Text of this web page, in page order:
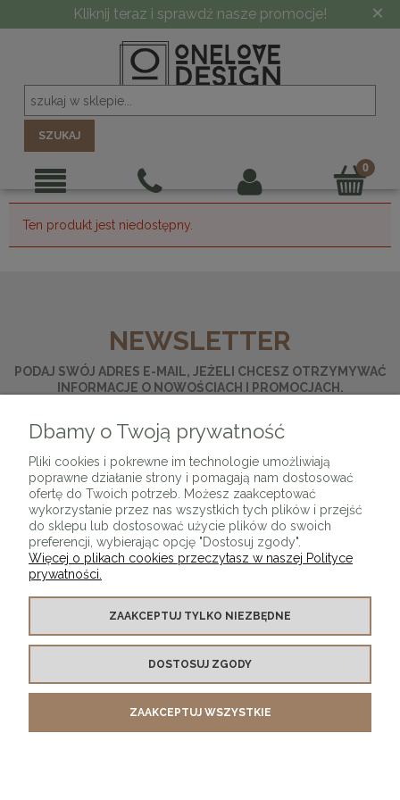
Kliknij teraz i sprawdź nasze promocje! ×
SZUKAJ
Ten produkt jest niedostępny.
NEWSLETTER
PODAJ SWÓJ ADRES E-MAIL, JEŻELI CHCESZ OTRZYMYWAĆ
INFORMACJE O NOWOŚCIACH I PROMOCJACH.
KONTAKT Z NAMI
MOJE KONTO
Dbamy o Twoją prywatność
Pliki cookies i pokrewne im technologie umożliwiają
poprawne działanie strony i pomagają nam dostosować
ofertę do Twoich potrzeb. Możesz zaakceptować
wykorzystanie przez nas wszystkich tych plików i przejść
do sklepu lub dostosować użycie plików do swoich
preferencji, wybierając opcję "Dostosuj zgody".
Więcej o plikach cookies przeczytasz w naszej Polityce
prywatności.
ZAAKCEPTUJ TYLKO NIEZBĘDNE
DOSTOSUJ ZGODY
ZAAKCEPTUJ WSZYSTKIE